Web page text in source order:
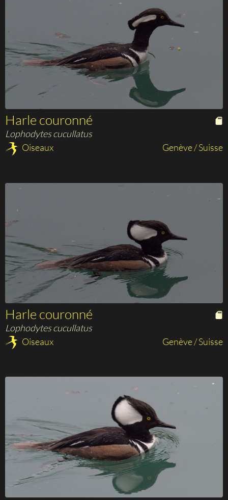
Harle couronné
Lophodytes cucullatus
Oiseaux
Genève / Suisse
Harle couronné
Lophodytes cucullatus
Oiseaux
Genève / Suisse